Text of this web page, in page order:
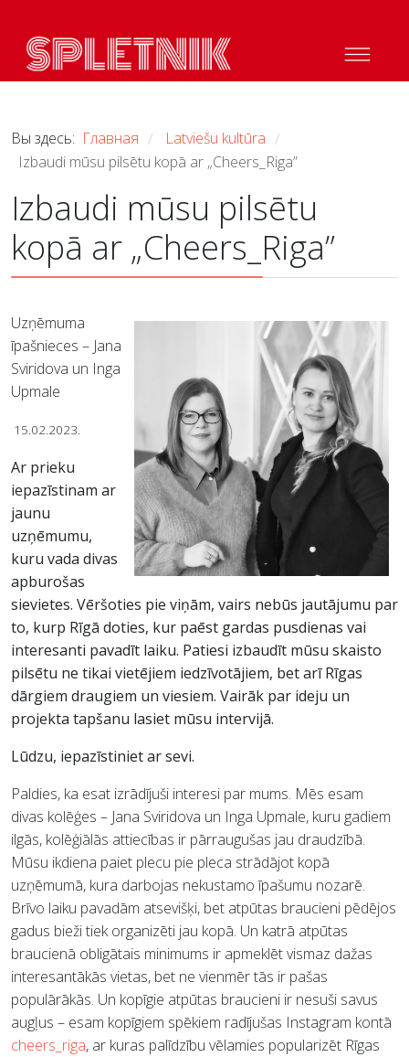
Вы здесь: Главная / Latviešu kultūra /
Izbaudi mūsu pilsētu kopā ar „Cheers_Riga”
Izbaudi mūsu pilsētu
kopā ar „Cheers_Riga”
Uzņēmuma
īpašnieces – Jana
Sviridova un Inga
Upmale
15.02.2023.
Ar prieku
iepazīstinam ar
jaunu
uzņēmumu,
kuru vada divas
apburošas
sievietes. Vēršoties pie viņām, vairs nebūs jautājumu par
to, kurp Rīgā doties, kur paēst gardas pusdienas vai
interesanti pavadīt laiku. Patiesi izbaudīt mūsu skaisto
pilsētu ne tikai vietējiem iedzīvotājiem, bet arī Rīgas
dārgiem draugiem un viesiem. Vairāk par ideju un
projekta tapšanu lasiet mūsu intervijā.
Lūdzu, iepazīstiniet ar sevi.
Paldies, ka esat izrādījuši interesi par mums. Mēs esam
divas kolēģes – Jana Sviridova un Inga Upmale, kuru gadiem
ilgās, kolēģiālās attiecības ir pārraugušas jau draudzībā.
Mūsu ikdiena paiet plecu pie pleca strādājot kopā
uzņēmumā, kura darbojas nekustamo īpašumu nozarē.
Brīvo laiku pavadām atsevišķi, bet atpūtas braucieni pēdējos
gadus bieži tiek organizēti jau kopā. Un katrā atpūtas
braucienā obligātais minimums ir apmeklēt vismaz dažas
interesantākās vietas, bet ne vienmēr tās ir pašas
populārākās. Un kopīgie atpūtas braucieni ir nesuši savus
augļus – esam kopīgiem spēkiem radījušas Instagram kontā
cheers_riga, ar kuras palīdzību vēlamies popularizēt Rīgas